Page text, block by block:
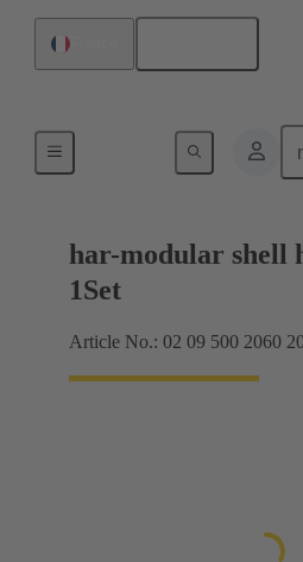
har-modular shell
1Set
Article No.: 02 09 500 2060